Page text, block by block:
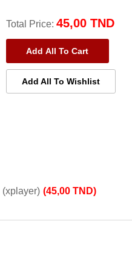
Total Price: 45,00 TND
Add All To Cart
Add All To Wishlist
(xplayer) (45,00 TND)